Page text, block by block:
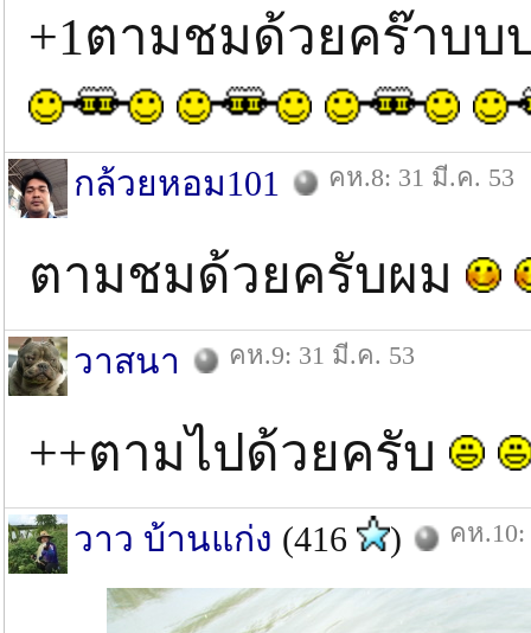
+1ตามชมด้วยคร๊าบ
กล้วยหอม101 คห.8: 31 มี.ค. 53
ตามชมด้วยครับผม
วาสนา คห.9: 31 มี.ค. 53
++ตามไปด้วยครับ
วาว บ้านแก่ง (416 ) คห.10: